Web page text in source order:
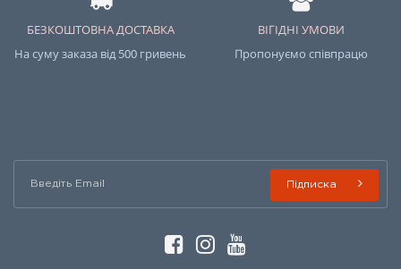
БЕЗКОШТОВНА ДОСТАВКА
На суму заказа від 500 гривень
ВІГІДНІ УМОВИ
Пропонуємо співпрацю
Підписка